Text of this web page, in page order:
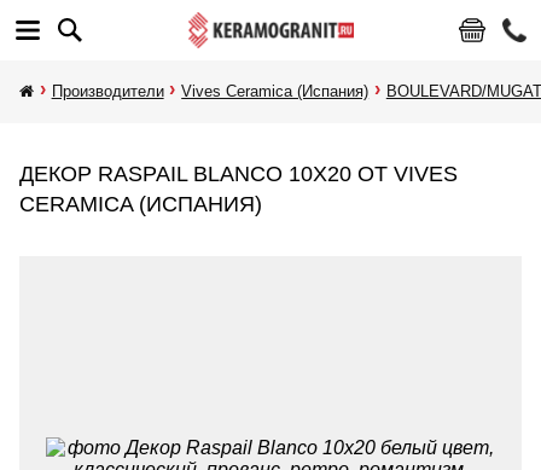
Производители Vives Ceramica (Испания) BOULEVARD/
ДЕКОР RASPAIL BLANCO 10X20 ОТ VIVES
CERAMICA (ИСПАНИЯ)